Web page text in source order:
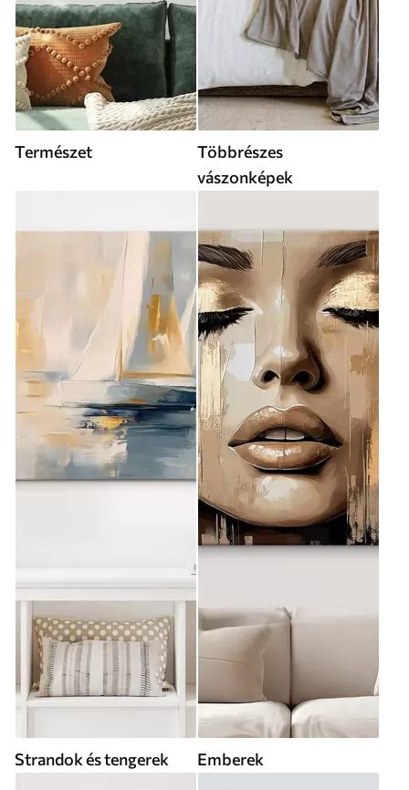
Természet
Többrészes
vászonképek
Strandok és tengerek Emberek